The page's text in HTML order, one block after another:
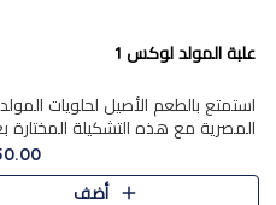
علبة المولد لوكس 1
استمتع بالطعم الأصيل لحلويات المولد
المصرية مع هذه التشكيلة المختارة
من 9 قطع. تتضمن التشكيلة جوزرية
فول،ملبان سادة، ملبان
150.00
أضف